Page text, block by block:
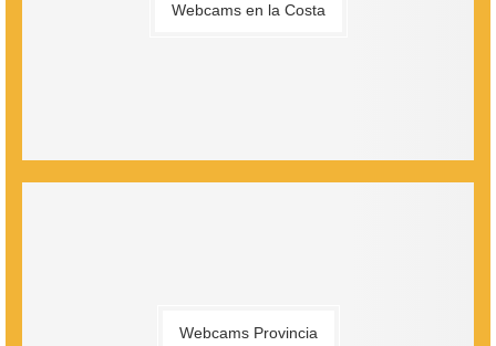
Webcams en la Costa
Webcams Provincia